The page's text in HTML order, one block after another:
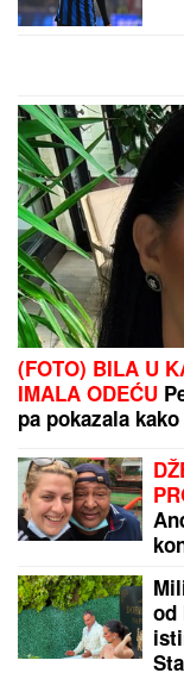
(FOTO) BILA U
IMALA ODEĆU
pa pokazala
od